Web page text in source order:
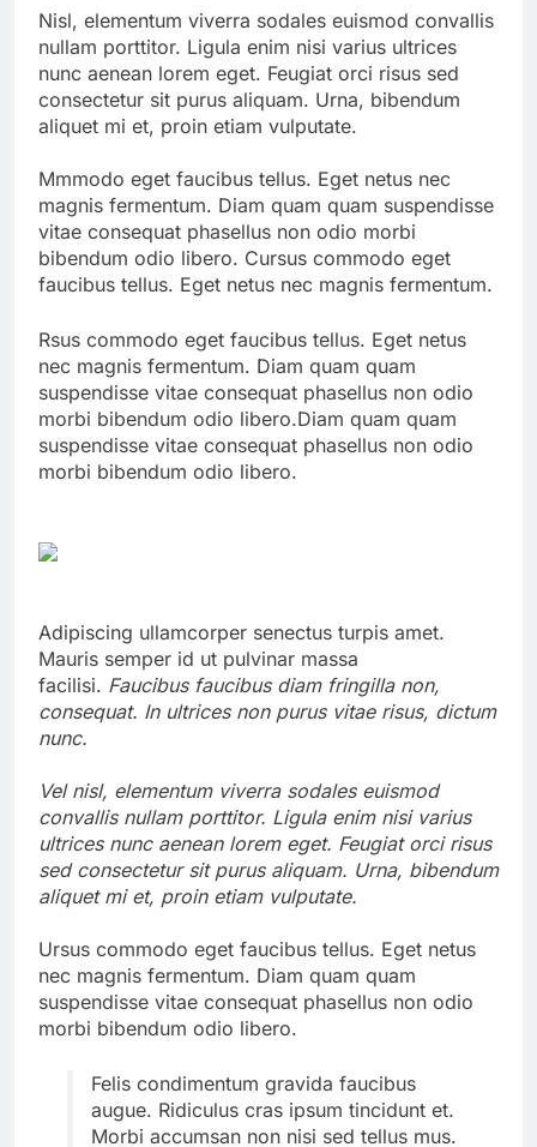
Nisl, elementum viverra sodales euismod convallis
nullam porttitor. Ligula enim nisi varius ultrices
nunc aenean lorem eget. Feugiat orci risus sed
consectetur sit purus aliquam. Urna, bibendum
aliquet mi et, proin etiam vulputate.
Mmmodo eget faucibus tellus. Eget netus nec
magnis fermentum. Diam quam quam suspendisse
vitae consequat phasellus non odio morbi
bibendum odio libero. Cursus commodo eget
faucibus tellus. Eget netus nec magnis fermentum.
Rsus commodo eget faucibus tellus. Eget netus
nec magnis fermentum. Diam quam quam
suspendisse vitae consequat phasellus non odio
morbi bibendum odio libero.Diam quam quam
suspendisse vitae consequat phasellus non odio
morbi bibendum odio libero.
Adipiscing ullamcorper senectus turpis amet.
Mauris semper id ut pulvinar massa
facilisi. Faucibus faucibus diam fringilla non,
consequat. In ultrices non purus vitae risus, dictum
nunc.
Vel nisl, elementum viverra sodales euismod
convallis nullam porttitor. Ligula enim nisi varius
ultrices nunc aenean lorem eget. Feugiat orci risus
sed consectetur sit purus aliquam. Urna, bibendum
aliquet mi et, proin etiam vulputate.
Ursus commodo eget faucibus tellus. Eget netus
nec magnis fermentum. Diam quam quam
suspendisse vitae consequat phasellus non odio
morbi bibendum odio libero.
Felis condimentum gravida faucibus
augue. Ridiculus cras ipsum tincidunt et.
Morbi accumsan non nisi sed tellus mus.